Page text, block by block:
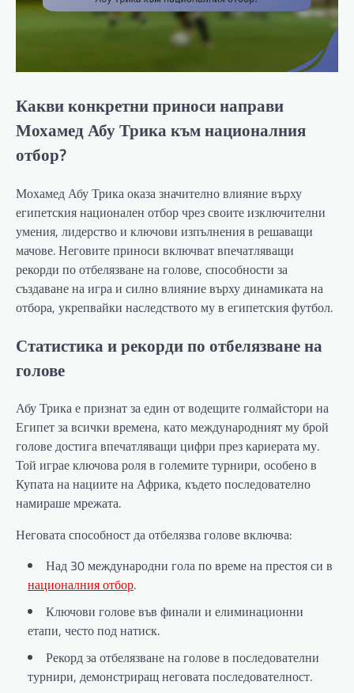
Какви конкретни приноси направи
Мохамед Абу Трика към националния
отбор?
Мохамед Абу Трика оказа значително влияние върху
египетския национален отбор чрез своите изключителни
умения, лидерство и ключови изпълнения в решаващи
мачове. Неговите приноси включват впечатляващи
рекорди по отбелязване на голове, способности за
създаване на игра и силно влияние върху динамиката на
отбора, укрепвайки наследството му в египетския футбол.
Статистика и рекорди по отбелязване на
голове
Абу Трика е признат за един от водещите голмайстори на
Египет за всички времена, като международният му брой
голове достига впечатляващи цифри през кариерата му.
Той играе ключова роля в големите турнири, особено в
Купата на нациите на Африка, където последователно
намираше мрежата.
Неговата способност да отбелязва голове включва:
Над 30 международни гола по време на престоя си в
националния отбор.
Ключови голове във финали и елиминационни
етапи, често под натиск.
Рекорд за отбелязване на голове в последователни
турнири, демонстриращ неговата последователност.